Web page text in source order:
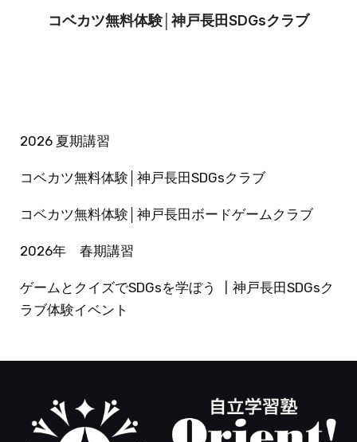
コベカツ無料体験│神戸長田SDGsクラブ
2026 夏期講習
コベカツ無料体験│神戸長田SDGsクラブ
コベカツ無料体験│神戸長田ボードゲームクラブ
2026年 春期講習
ゲームとクイズでSDGsを学ぼう ┃神戸長田SDGsク
ラブ体験イベント